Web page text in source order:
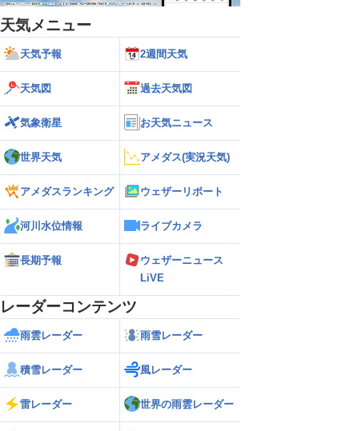
天気メニュー
天気予報 2週間天気
天気図 過去天気図
気象衛星 お天気ニュース
世界天気 アメダス(実況天気)
アメダスランキング ウェザーリポート
河川水位情報 ライブカメラ
長期予報
ウェザーニュース
LiVE
レーダーコンテンツ
雨雲レーダー 雨雪レーダー
積雪レーダー 風レーダー
雷レーダー 世界の雨雲レーダー